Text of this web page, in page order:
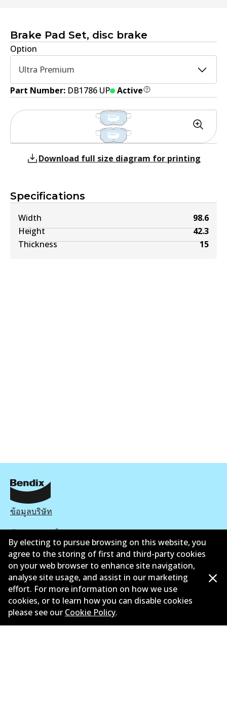
Brake Pad Set, disc brake
Option
Ultra Premium
Part Number: DB1786 UP Active
Specifications
Width
98.6
Height
42.3
Thickness
15
Download full size diagram for printing
ข้อมูลบริษัท
ซัพพลายเออร์
ติดต่อ
นโยบายความเป็นส่วนตัว
การรับประกัน
ข้อกำหนดและเงื่อนไข
By electing to pursue browsing on this website, you
agree to the storing of first and third-party cookies
on your web browser to enhance site navigation,
analyse site usage, and assist in our marketing
effort. For more information on how we use
cookies, or to learn how you can disable cookies
please see our Cookie Policy.